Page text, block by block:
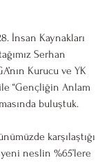
İnsan Kaynakları
Serhan
Kurucu ve YK
“Gençliğin Anlam
buluştuk.
karşılaştığı
neslin %65’lere